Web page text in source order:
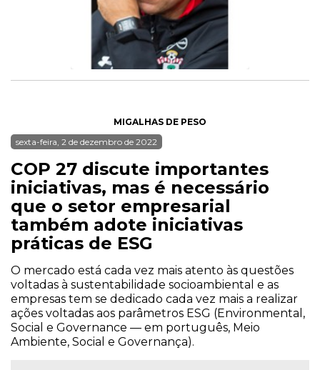
MIGALHAS DE PESO
sexta-feira, 2 de dezembro de 2022
COP 27 discute importantes
iniciativas, mas é necessário
que o setor empresarial
também adote iniciativas
práticas de ESG
O mercado está cada vez mais atento às questões
voltadas à sustentabilidade socioambiental e as
empresas tem se dedicado cada vez mais a realizar
ações voltadas aos parâmetros ESG (Environmental,
Social e Governance — em português, Meio
Ambiente, Social e Governança).